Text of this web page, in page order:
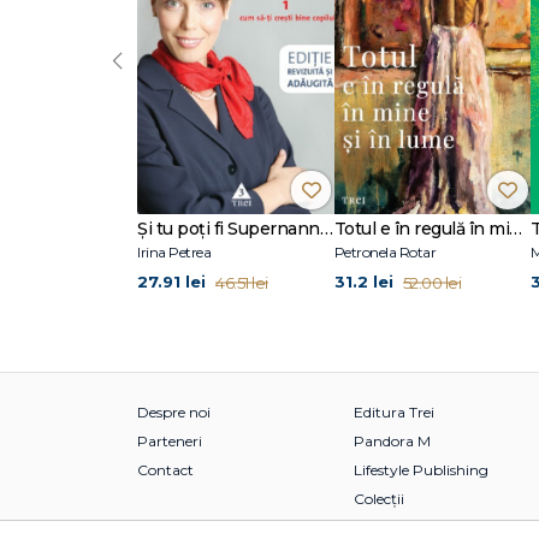
Şi tu poţi fi Supernanny 1
Irina Petrea
27.91 lei 46.51 lei
Totul e în regulă în mine și în lume
Petronela Rotar
31.2 lei 52.00 lei
‹
Despre noi
Parteneri
Contact
Editura Trei
Pandora M
Lifestyle Publishing
Colecții